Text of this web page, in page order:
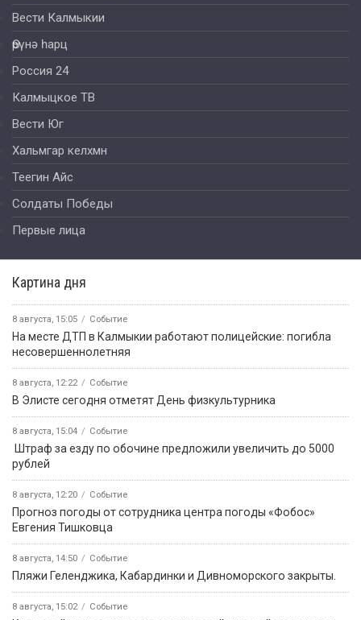
Вести Калмыкии
Өрүнә һарц
Россия 24
Калмыцкое ТВ
Вести Юг
Хальмгар келхмн
Теегин Айс
Солдаты Победы
Первые лица
Картина дня
8 августа, 15:05 Событие
На месте ДТП в Калмыкии работают полицейские: погибла
несовершеннолетняя
8 августа, 12:22 Событие
В Элисте сегодня отметят День физкультурника
8 августа, 15:04 Событие
️ Штраф за езду по обочине предложили увеличить до 5000
рублей
8 августа, 12:20 Событие
Прогноз погоды от сотрудника центра погоды «Фобос»
Евгения Тишковца
8 августа, 14:50 Событие
️Пляжи Геленджика, Кабардинки и Дивноморского закрыты.
8 августа, 15:02 Событие